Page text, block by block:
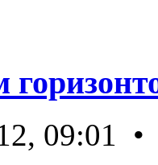
09:01